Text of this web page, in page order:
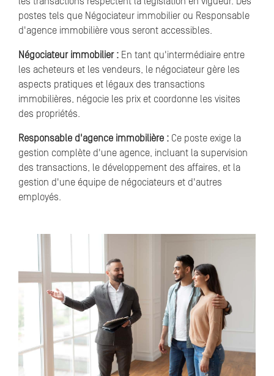
postes tels que Négociateur immobilier ou Responsable
d'agence immobilière vous seront accessibles.
Négociateur immobilier : En tant qu'intermédiaire entre
les acheteurs et les vendeurs, le négociateur gère les
aspects pratiques et légaux des transactions
immobilières, négocie les prix et coordonne les visites
des propriétés.
Responsable d'agence immobilière : Ce poste exige la
gestion complète d'une agence, incluant la supervision
des transactions, le développement des affaires, et la
gestion d'une équipe de négociateurs et d'autres
employés.